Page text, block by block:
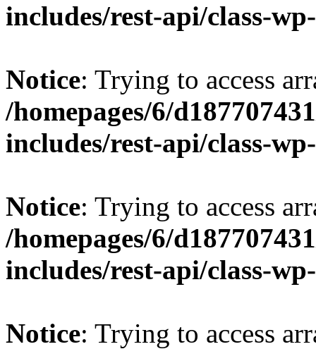
includes/rest-api/class-
Notice: Trying to access
/homepages/6/
includes/rest-api/class-
Notice: Trying to access
/homepages/6/
includes/rest-api/class-
Notice: Trying to access